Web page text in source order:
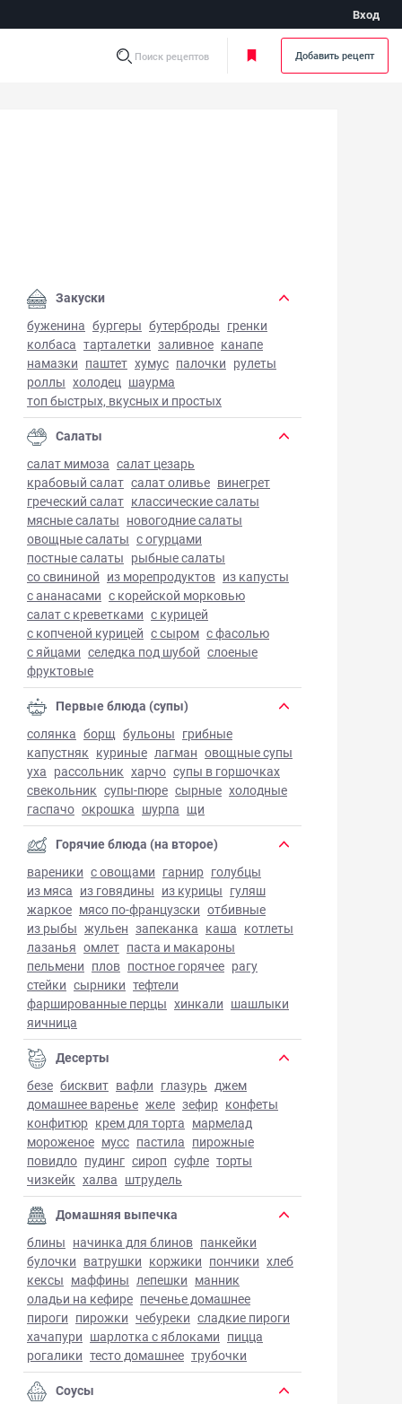
Вход
Поиск рецептов Добавить рецепт
из сома - фото готового блюда
Закуски
буженина бургеры бутерброды гренки
колбаса тарталетки заливное канапе
намазки паштет хумус палочки рулеты
роллы холодец шаурма
топ быстрых, вкусных и простых
Салаты
салат мимоза салат цезарь
крабовый салат салат оливье винегрет
греческий салат классические салаты
мясные салаты новогодние салаты
овощные салаты с огурцами
постные салаты рыбные салаты
со свининой из морепродуктов из капусты
с ананасами с корейской морковью
салат с креветками с курицей
с копченой курицей с сыром с фасолью
с яйцами селедка под шубой слоеные
фруктовые
Первые блюда (супы)
солянка борщ бульоны грибные
капустняк куриные лагман овощные супы
уха рассольник харчо супы в горшочках
свекольник супы-пюре сырные холодные
гаспачо окрошка шурпа щи
Горячие блюда (на второе)
вареники с овощами гарнир голубцы
из мяса из говядины из курицы гуляш
жаркое мясо по-французски отбивные
из рыбы жульен запеканка каша котлеты
лазанья омлет паста и макароны
пельмени плов постное горячее рагу
стейки сырники тефтели
фаршированные перцы хинкали шашлыки
яичница
Десерты
безе бисквит вафли глазурь джем
домашнее варенье желе зефир конфеты
конфитюр крем для торта мармелад
мороженое мусс пастила пирожные
повидло пудинг сироп суфле торты
чизкейк халва штрудель
Домашняя выпечка
блины начинка для блинов панкейки
булочки ватрушки коржики пончики хлеб
кексы маффины лепешки манник
оладьи на кефире печенье домашнее
пироги пирожки чебуреки сладкие пироги
хачапури шарлотка с яблоками пицца
рогалики тесто домашнее трубочки
Соусы